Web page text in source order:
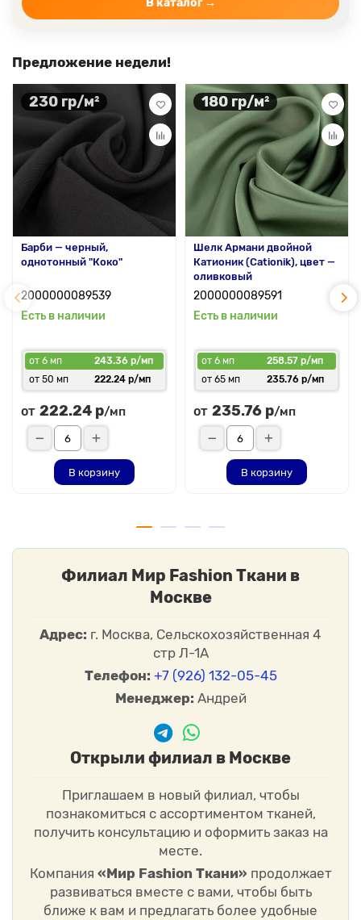
В каталог →
Предложение недели!
230 гр/м²
Барби — черный,
однотонный "Коко"
2000000089539
Есть в наличии
от 6 мп
243.36 р/мп
от 50 мп
222.24 р/мп
от 222.24 р/мп
В корзину
180 гр/м²
Шелк Армани двойной
Катионик (Cationik), цвет —
оливковый
2000000089591
Есть в наличии
от 6 мп
258.57 р/мп
от 65 мп
235.76 р/мп
от 235.76 р/мп
В корзину
Филиал Мир Fashion Ткани в
Москве
Адрес: г. Москва, Сельскохозяйственная 4
стр Л-1А
Телефон: +7 (926) 132-05-45
Менеджер: Андрей
Открыли филиал в Москве
Приглашаем в новый филиал, чтобы
познакомиться с ассортиментом тканей,
получить консультацию и оформить заказ на
месте.
Компания «Мир Fashion Ткани» продолжает
развиваться вместе с вами, чтобы быть
ближе к вам и предлагать более удобные